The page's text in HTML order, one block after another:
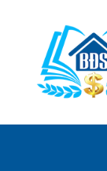
HỌC
SẢN